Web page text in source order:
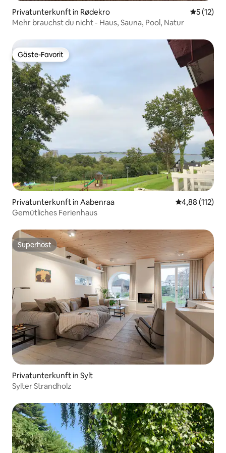
Privatunterkunft in Rødekro
5 (12)
Mehr brauchst du nicht - Haus, Sauna, Pool, Natur
Gäste-Favorit
Gäste-Favorit
Privatunterkunft in Aabenraa
4,88 (112)
Gemütliches Ferienhaus
Superhost
Superhost
Privatunterkunft in Sylt
Sylter Strandholz